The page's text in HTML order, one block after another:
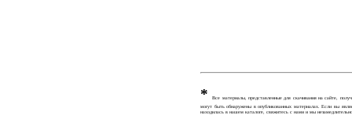
*
Все материалы, представленные для скачивания на сайте,
могут быть обнаружены в опубликованных материалах. Если вы
находилась в нашем каталоге, свяжитесь с нами и мы